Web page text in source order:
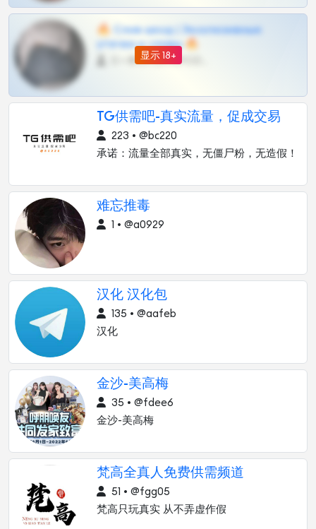
显示 18+
🔥 Слив шкод | Эксклюзивные
утечки и сливы 🔥
TG供需吧-真实流量，促成交易
223 • @bc220
承诺：流量全部真实，无僵尸粉，无造假！
难忘推毒
1 • @a0929
汉化 汉化包
135 • @aafeb
汉化
金沙-美高梅
35 • @fdee6
金沙-美高梅
梵高全真人免费供需频道
51 • @fgg05
梵高只玩真实 从不弄虚作假